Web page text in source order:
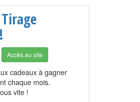
Accès au site
cadeaux à gagner
chaque mois.
vite !